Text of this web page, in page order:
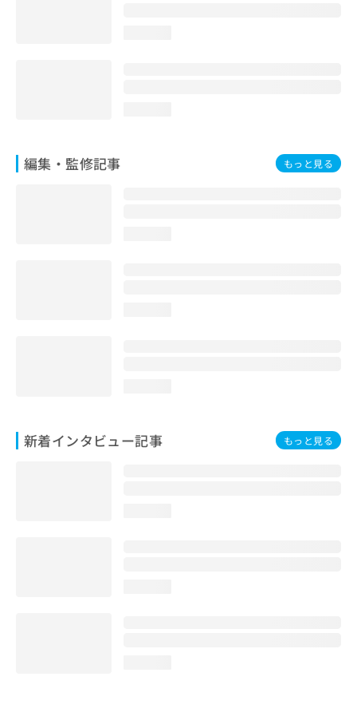
編集・監修記事 もっと見る
新着インタビュー記事 もっと見る